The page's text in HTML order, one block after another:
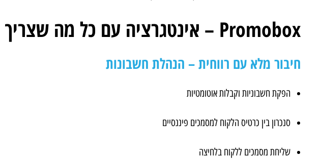
Promobox – אינטגרציה עם כל מה שצריך בשטח ובניהול
חיבור מלא עם רווחית – הנהלת חשבונות
הפקת חשבוניות וקבלות אוטומטיות
סנכרון בין כרטיס הלקוח למסמכים פיננסיים
שליחת מסמכים ללקוח בלחיצה